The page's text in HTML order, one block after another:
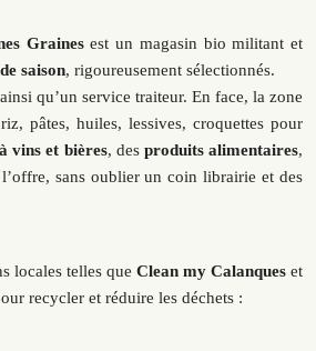
Grainesest un magasin bio militant et
saison, rigoureusement sélectionnés.
qu’un service traiteur. En face, la zone
pâtes, huiles, lessives, croquettes pour
vins et bières, des produits alimentaires,
sans oublier un coin librairie et des
locales telles que Clean my Calanques et
recycler et réduire les déchets :